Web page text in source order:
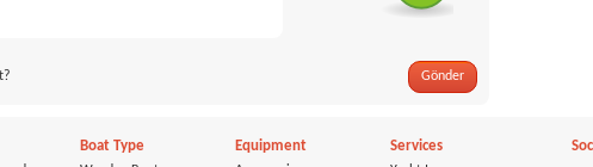
Gönder
Boat Type Equipment Services